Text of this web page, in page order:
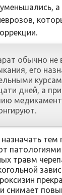
обычно не
его
дней, а
тем
патологиями
травм
и снимает